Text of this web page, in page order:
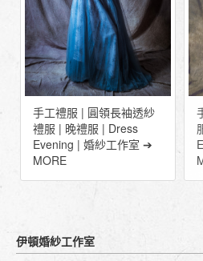
手工禮服 | 圓領長袖透紗
禮服 | 晚禮服 | Dress
Evening | 婚紗工作室 ➔
MORE
伊頓婚紗工作室